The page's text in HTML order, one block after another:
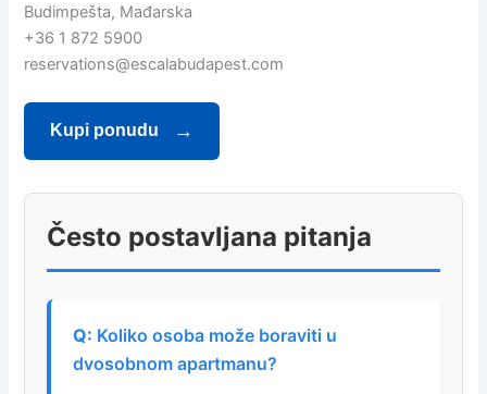
Budimpešta, Mađarska
+36 1 872 5900
reservations@escalabudapest.com
Kupi ponudu
Često postavljana pitanja
Koliko osoba može boraviti u
dvosobnom apartmanu?